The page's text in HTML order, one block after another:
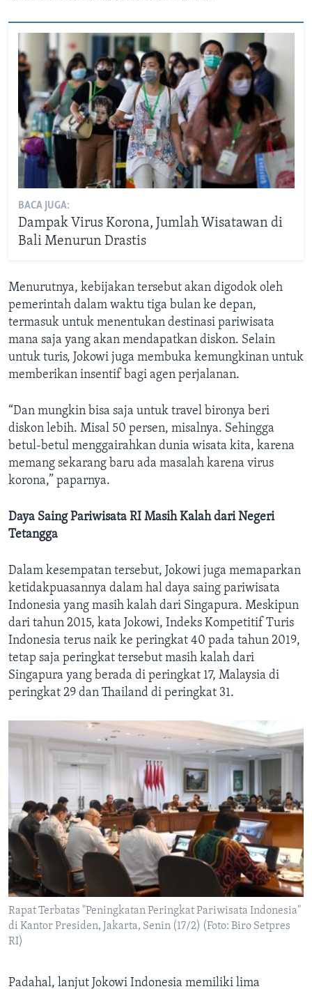
BACA JUGA:
Dampak Virus Korona, Jumlah Wisatawan di
Bali Menurun Drastis
Menurutnya, kebijakan tersebut akan digodok oleh
pemerintah dalam waktu tiga bulan ke depan,
termasuk untuk menentukan destinasi pariwisata
mana saja yang akan mendapatkan diskon. Selain
untuk turis, Jokowi juga membuka kemungkinan untuk
memberikan insentif bagi agen perjalanan.
“Dan mungkin bisa saja untuk travel bironya beri
diskon lebih. Misal 50 persen, misalnya. Sehingga
betul-betul menggairahkan dunia wisata kita, karena
memang sekarang baru ada masalah karena virus
korona,” paparnya.
Daya Saing Pariwisata RI Masih Kalah dari Negeri
Tetangga
Dalam kesempatan tersebut, Jokowi juga memaparkan
ketidakpuasannya dalam hal daya saing pariwisata
Indonesia yang masih kalah dari Singapura. Meskipun
dari tahun 2015, kata Jokowi, Indeks Kompetitif Turis
Indonesia terus naik ke peringkat 40 pada tahun 2019,
tetap saja peringkat tersebut masih kalah dari
Singapura yang berada di peringkat 17, Malaysia di
peringkat 29 dan Thailand di peringkat 31.
Rapat Terbatas "Peningkatan Peringkat Pariwisata Indonesia"
di Kantor Presiden, Jakarta, Senin (17/2) (Foto: Biro Setpres
RI)
Padahal, lanjut Jokowi Indonesia memiliki lima